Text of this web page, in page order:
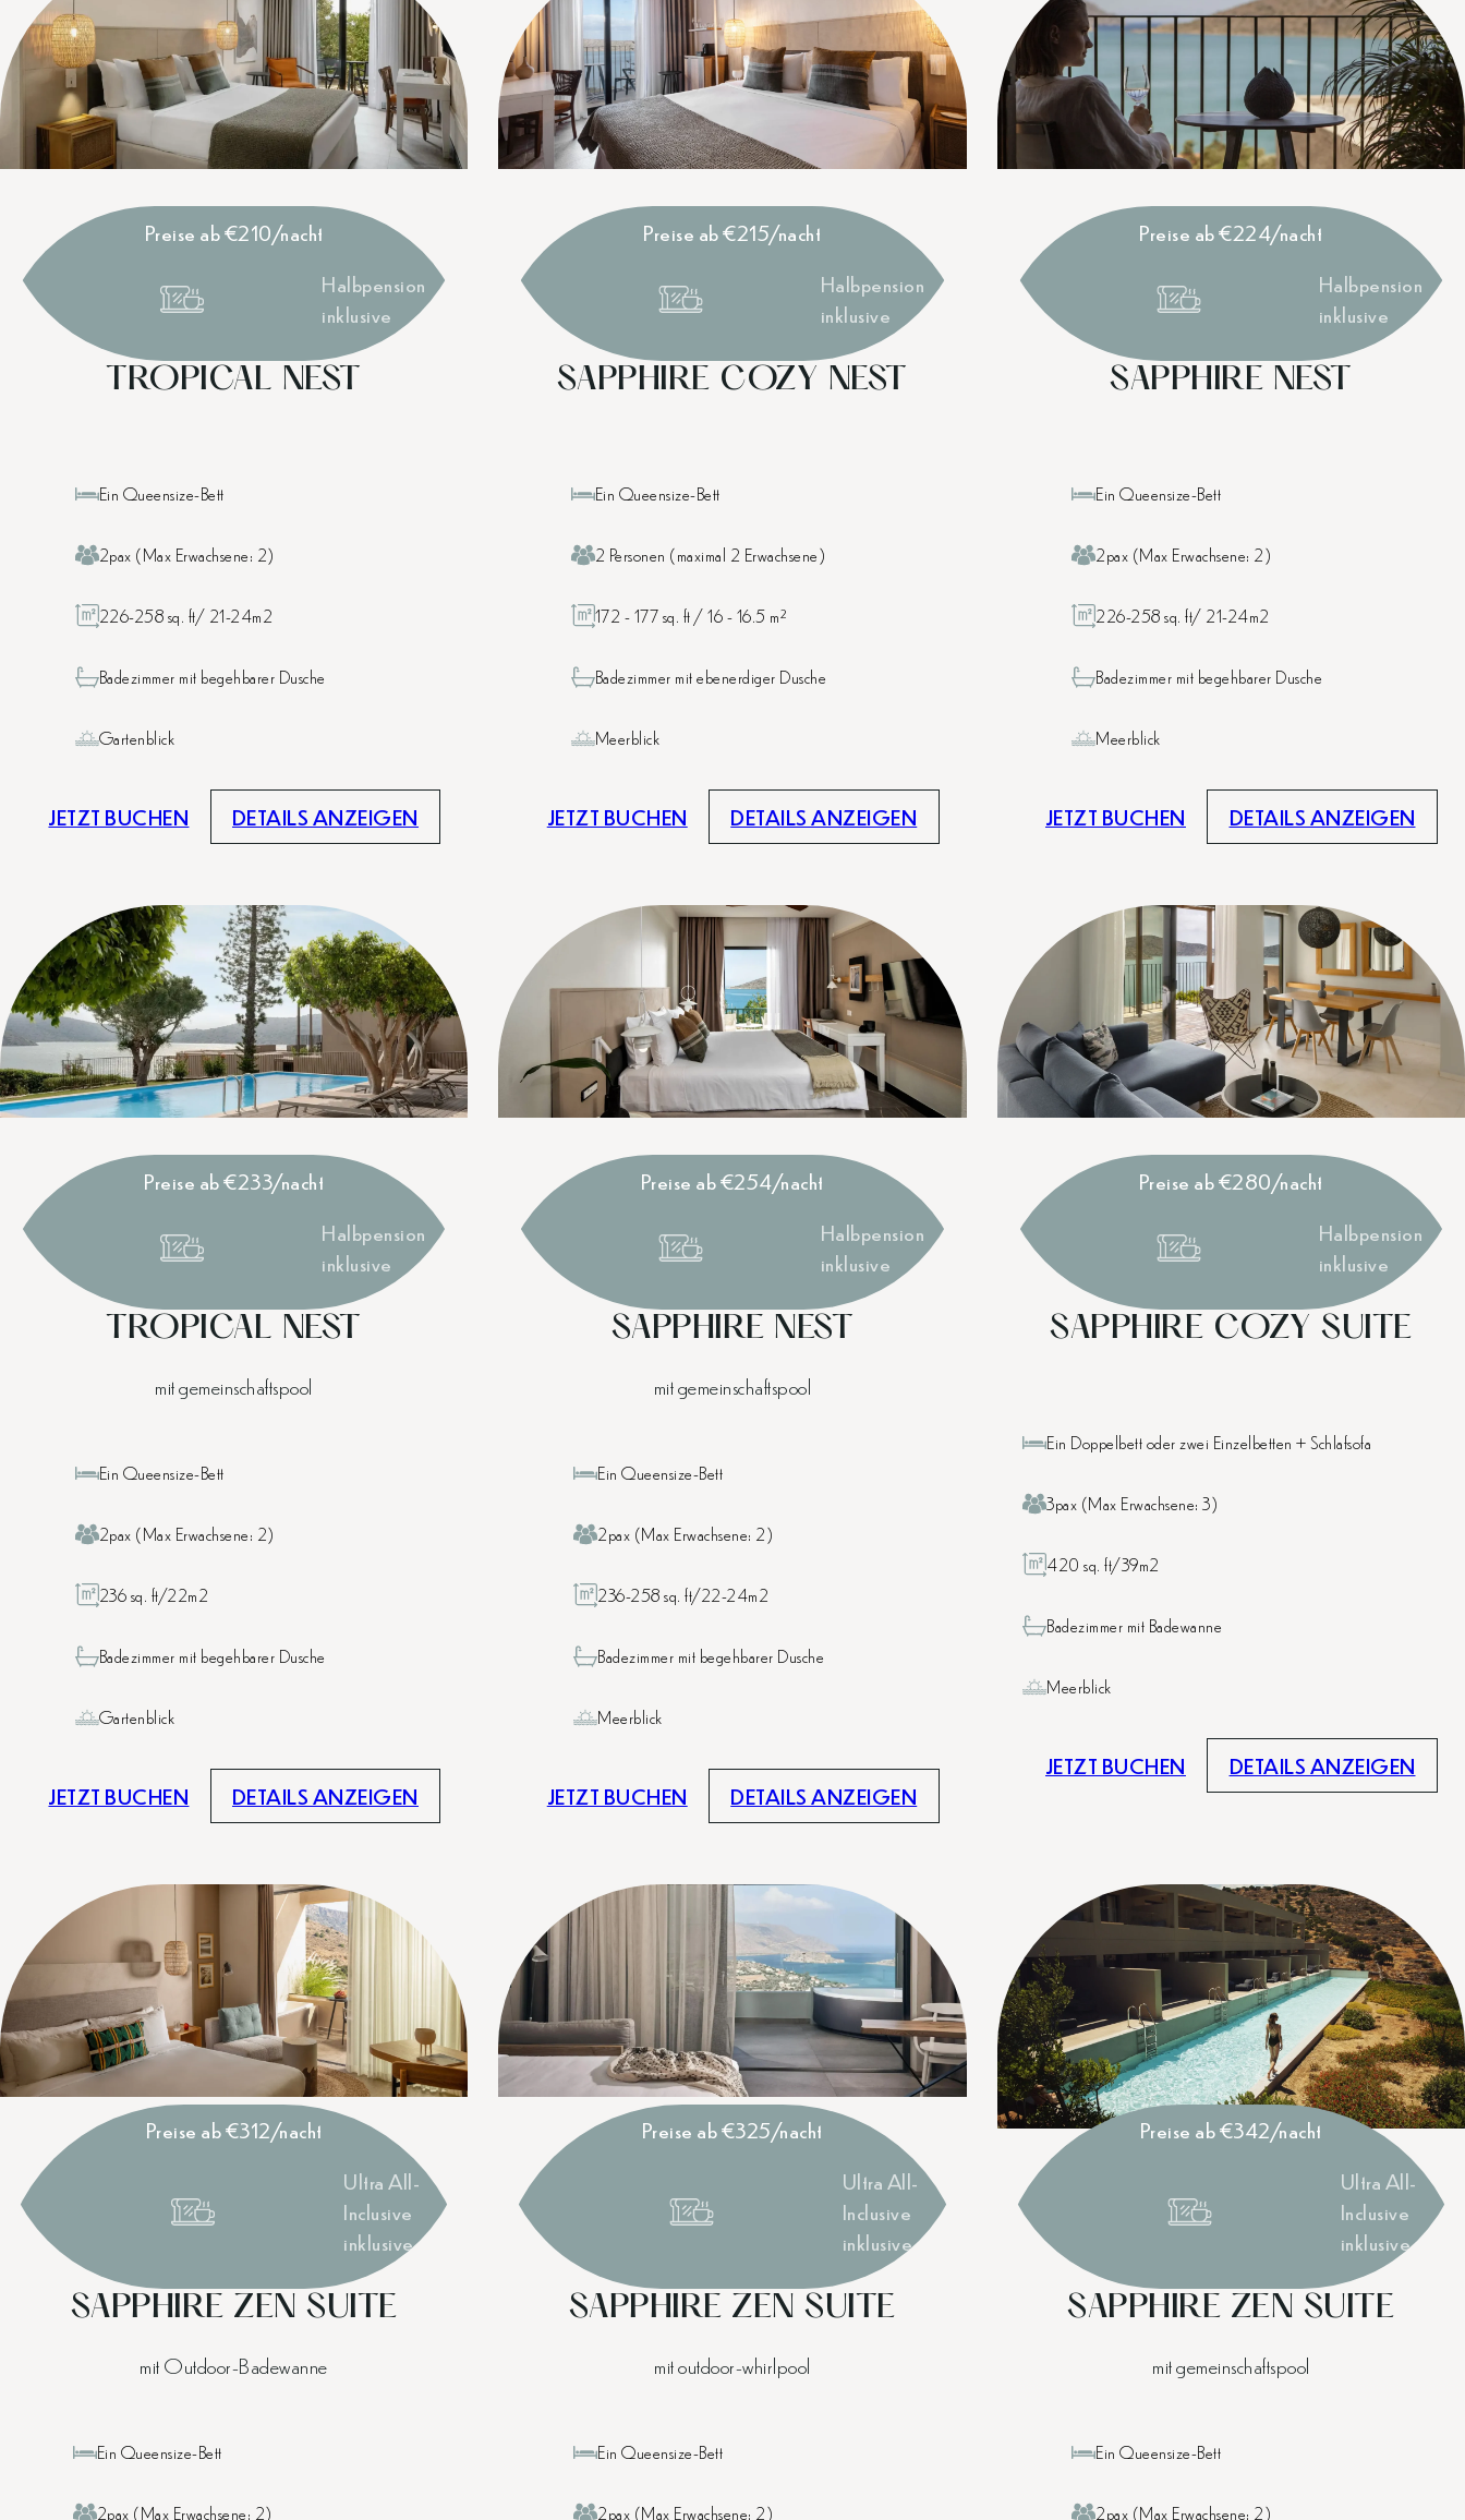
TROPICAL NEST
Ein Queensize-Bett
2pax (Max Erwachsene: 2)
226-258 sq. ft/ 21-24m2
Badezimmer mit begehbarer Dusche
Gartenblick
JETZT BUCHEN DETAILS ANZEIGEN
Preise ab €210/nacht
Halbpension
inklusive
SAPPHIRE COZY NEST
Ein Queensize-Bett
2 Personen (maximal 2 Erwachsene)
172 - 177 sq. ft / 16 - 16.5 m²
Badezimmer mit ebenerdiger Dusche
Meerblick
JETZT BUCHEN DETAILS ANZEIGEN
Preise ab €215/nacht
Halbpension
inklusive
SAPPHIRE NEST
Ein Queensize-Bett
2pax (Max Erwachsene: 2)
226-258 sq. ft/ 21-24m2
Badezimmer mit begehbarer Dusche
Meerblick
JETZT BUCHEN DETAILS ANZEIGEN
Preise ab €224/nacht
Halbpension
inklusive
TROPICAL NEST
mit gemeinschaftspool
Ein Queensize-Bett
2pax (Max Erwachsene: 2)
236 sq. ft/22m2
Badezimmer mit begehbarer Dusche
Gartenblick
JETZT BUCHEN DETAILS ANZEIGEN
Preise ab €233/nacht
Halbpension
inklusive
SAPPHIRE NEST
mit gemeinschaftspool
Ein Queensize-Bett
2pax (Max Erwachsene: 2)
236-258 sq. ft/22-24m2
Badezimmer mit begehbarer Dusche
Meerblick
JETZT BUCHEN DETAILS ANZEIGEN
Preise ab €254/nacht
Halbpension
inklusive
SAPPHIRE COZY SUITE
Ein Doppelbett oder zwei Einzelbetten + Schlafsofa
3pax (Max Erwachsene: 3)
420 sq. ft/39m2
Badezimmer mit Badewanne
Meerblick
JETZT BUCHEN DETAILS ANZEIGEN
Preise ab €280/nacht
Halbpension
inklusive
SAPPHIRE ZEN SUITE
mit Outdoor-Badewanne
Ein Queensize-Bett
2pax (Max Erwachsene: 2)
Preise ab €312/nacht
Ultra All-
Inclusive
inklusive
SAPPHIRE ZEN SUITE
mit outdoor-whirlpool
Ein Queensize-Bett
2pax (Max Erwachsene: 2)
Preise ab €325/nacht
Ultra All-
Inclusive
inklusive
SAPPHIRE ZEN SUITE
mit gemeinschaftspool
Ein Queensize-Bett
2pax (Max Erwachsene: 2)
Preise ab €342/nacht
Ultra All-
Inclusive
inklusive